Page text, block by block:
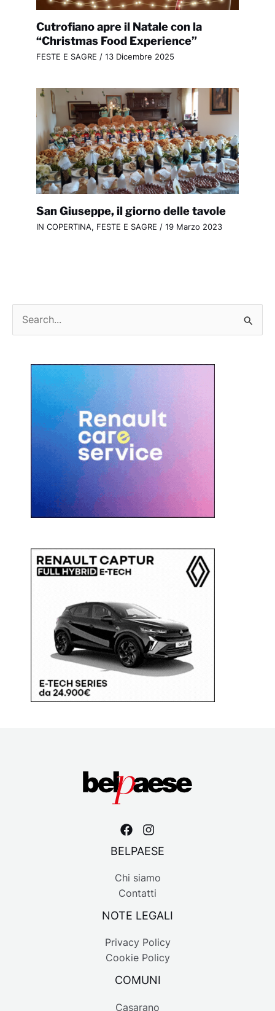
Cutrofiano apre il Natale con la
“Christmas Food Experience”
FESTE E SAGRE / 13 Dicembre 2025
San Giuseppe, il giorno delle tavole
IN COPERTINA, FESTE E SAGRE / 19 Marzo 2023
BELPAESE
Chi siamo
Contatti
NOTE LEGALI
Privacy Policy
Cookie Policy
COMUNI
Casarano